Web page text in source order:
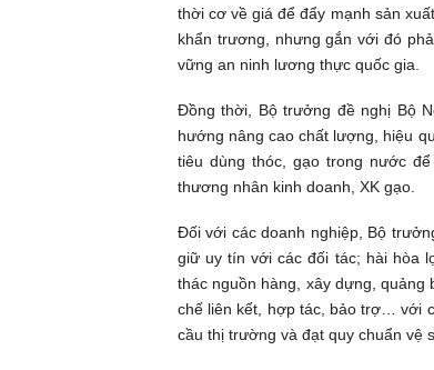
thời cơ về giá để đẩy mạnh sản
khẩn trương, nhưng gắn với đó
vững an ninh lương thực quốc gia.
Đồng thời, Bộ trưởng đề nghị Bộ
hướng nâng cao chất lượng, hiệu
tiêu dùng thóc, gạo trong nước
thương nhân kinh doanh, XK gạo.
Đối với các doanh nghiệp, Bộ
giữ uy tín với các đối tác; hài hòa
thác nguồn hàng, xây dựng,
chế liên kết, hợp tác, bảo trợ… với
cầu thị trường và đạt quy chuẩn vệ